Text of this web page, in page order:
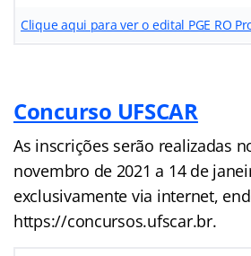
Clique aqui para ver o edital PGE RO
Concurso UFSCAR
As inscrições serão realizadas
novembro de 2021 a 14 de
exclusivamente via internet,
https://concursos.ufscar.br.